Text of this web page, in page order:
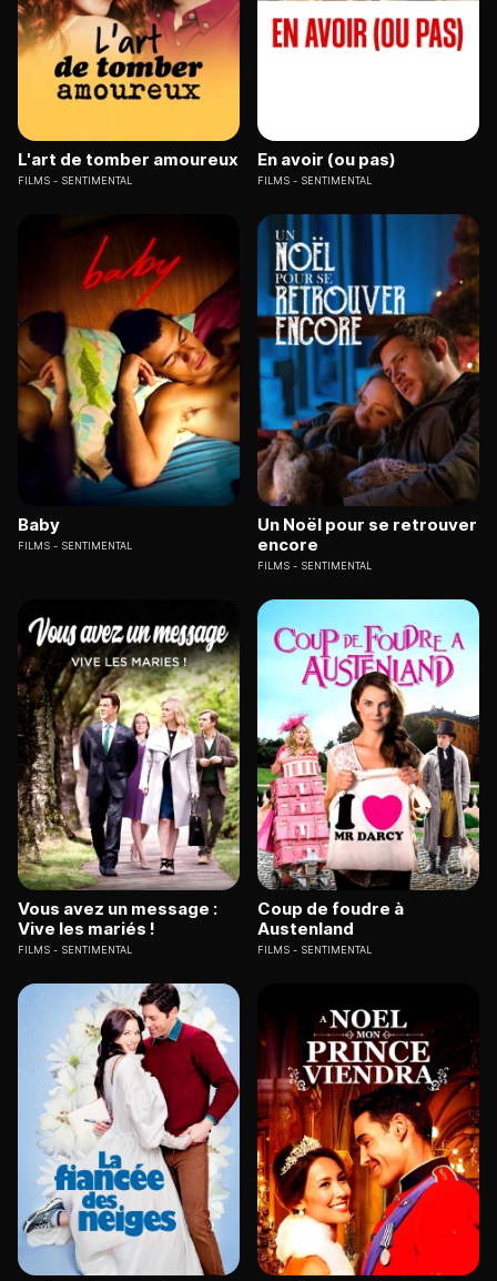
L'art de tomber amoureux
FILMS SENTIMENTAL
En avoir (ou pas)
FILMS SENTIMENTAL
Baby
FILMS SENTIMENTAL
Un Noël pour se retrouver
encore
FILMS SENTIMENTAL
Vous avez un message :
Vive les mariés !
FILMS SENTIMENTAL
Coup de foudre à
Austenland
FILMS SENTIMENTAL